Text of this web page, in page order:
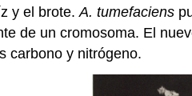
y el brote. A. tumefaciens
de un cromosoma. El
carbono y nitrógeno.